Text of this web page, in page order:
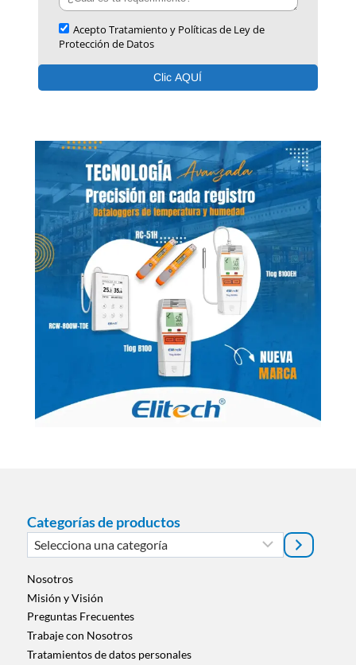
Categorías de productos
Selecciona
una
categoría
Nosotros
Misión y Visión
Preguntas Frecuentes
Trabaje con Nosotros
Tratamientos de datos personales